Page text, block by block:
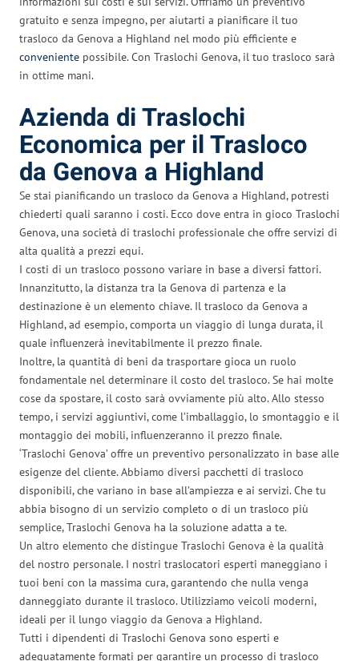
gratuito e senza impegno, per aiutarti a pianificare il tuo
trasloco da Genova a Highland nel modo più efficiente e
conveniente possibile. Con Traslochi Genova, il tuo trasloco sarà
in ottime mani.
Azienda di Traslochi
Economica per il Trasloco
da Genova a Highland
Se stai pianificando un trasloco da Genova a Highland, potresti
chiederti quali saranno i costi. Ecco dove entra in gioco Traslochi
Genova, una società di traslochi professionale che offre servizi di
alta qualità a prezzi equi.
I costi di un trasloco possono variare in base a diversi fattori.
Innanzitutto, la distanza tra la Genova di partenza e la
destinazione è un elemento chiave. Il trasloco da Genova a
Highland, ad esempio, comporta un viaggio di lunga durata, il
quale influenzerà inevitabilmente il prezzo finale.
Inoltre, la quantità di beni da trasportare gioca un ruolo
fondamentale nel determinare il costo del trasloco. Se hai molte
cose da spostare, il costo sarà ovviamente più alto. Allo stesso
tempo, i servizi aggiuntivi, come l’imballaggio, lo smontaggio e il
montaggio dei mobili, influenzeranno il prezzo finale.
‘Traslochi Genova’ offre un preventivo personalizzato in base alle
esigenze del cliente. Abbiamo diversi pacchetti di trasloco
disponibili, che variano in base all’ampiezza e ai servizi. Che tu
abbia bisogno di un servizio completo o di un trasloco più
semplice, Traslochi Genova ha la soluzione adatta a te.
Un altro elemento che distingue Traslochi Genova è la qualità
del nostro personale. I nostri traslocatori esperti maneggiano i
tuoi beni con la massima cura, garantendo che nulla venga
danneggiato durante il trasloco. Utilizziamo veicoli moderni,
ideali per il lungo viaggio da Genova a Highland.
Tutti i dipendenti di Traslochi Genova sono esperti e
adeguatamente formati per garantire un processo di trasloco